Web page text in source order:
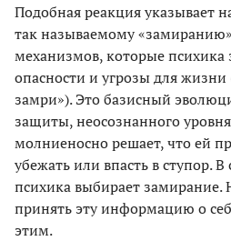
Подобная реакция указывает
так называемому
механизмов, которые психика
опасности и угрозы для жизни
замри»). Это базисный
защиты, неосознанного
молниеносно решает, что ей
убежать или впасть в ступор. В
психика выбирает замирание.
принять эту информацию о
этим.